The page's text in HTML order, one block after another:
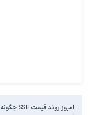
امروز روند قیمت SSE چگونه خواهد بود؟